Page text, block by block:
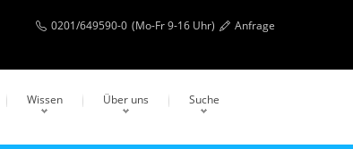
0201/649590-0 (Mo-Fr 9-16 Uhr) Anfrage
Wissen Über uns Suche